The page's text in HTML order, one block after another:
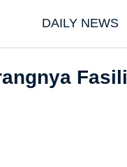
DAILY NEWS